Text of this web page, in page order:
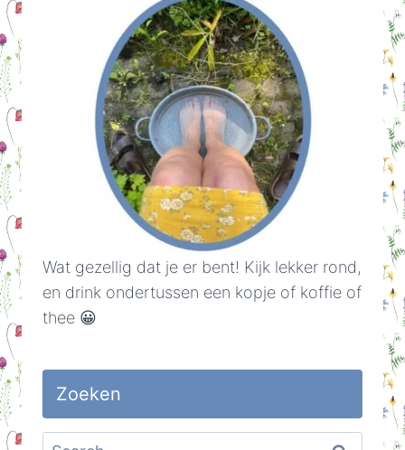
Wat gezellig dat je er bent! Kijk lekker rond,
en drink ondertussen een kopje of koffie of
thee 😀
Zoeken
Search